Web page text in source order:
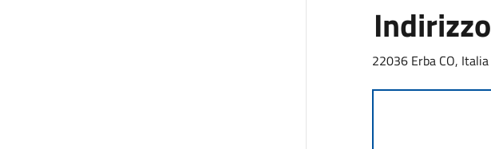
Indirizzo
22036 Erba CO, Italia